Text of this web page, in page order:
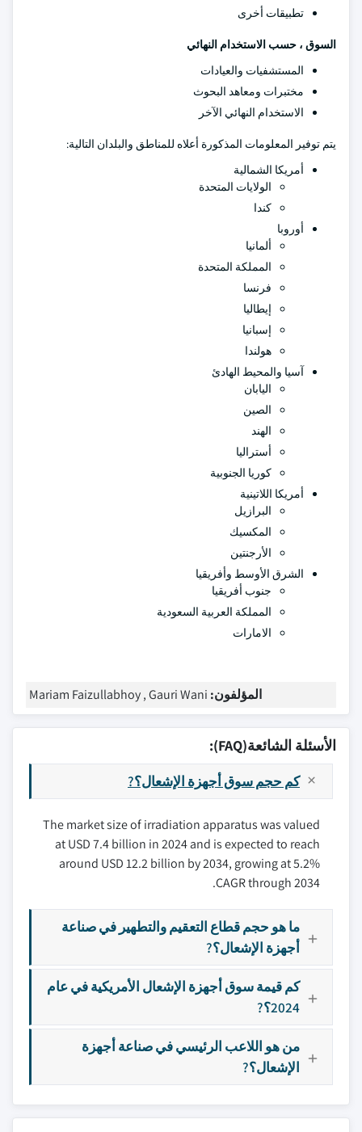
تطبيقات أخرى
السوق ، حسب الاستخدام النهائي
المستشفيات والعيادات
مختبرات ومعاهد البحوث
الاستخدام النهائي الآخر
يتم توفير المعلومات المذكورة أعلاه للمناطق والبلدان التالية:
أمريكا الشمالية
الولايات المتحدة
كندا
أوروبا
ألمانيا
المملكة المتحدة
فرنسا
إيطاليا
إسبانيا
هولندا
آسيا والمحيط الهادئ
اليابان
الصين
الهند
أستراليا
كوريا الجنوبية
أمريكا اللاتينية
البرازيل
المكسيك
الأرجنتين
الشرق الأوسط وأفريقيا
جنوب أفريقيا
المملكة العربية السعودية
الامارات
المؤلفون: Mariam Faizullabhoy , Gauri Wani
الأسئلة الشائعة(FAQ):
كم حجم سوق أجهزة الإشعال؟?
The market size of irradiation apparatus was valued
at USD 7.4 billion in 2024 and is expected to reach
around USD 12.2 billion by 2034, growing at 5.2%
CAGR through 2034.
ما هو حجم قطاع التعقيم والتطهير في صناعة
أجهزة الإشعال؟?
كم قيمة سوق أجهزة الإشعال الأمريكية في عام
2024؟?
من هو اللاعب الرئيسي في صناعة أجهزة
الإشعال؟?